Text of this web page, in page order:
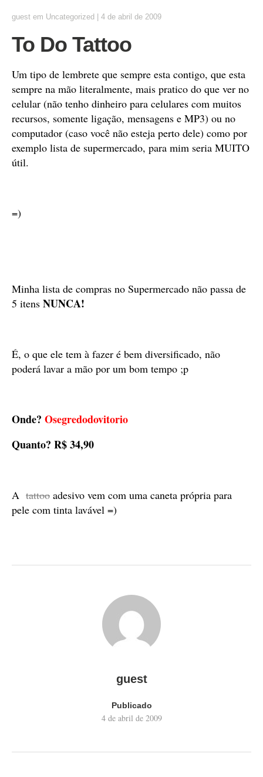
guest em Uncategorized 4 de abril de 2009
To Do Tattoo
Um tipo de lembrete que sempre esta contigo, que esta
sempre na mão literalmente, mais pratico do que ver no
celular (não tenho dinheiro para celulares com muitos
recursos, somente ligação, mensagens e MP3) ou no
computador (caso você não esteja perto dele) como por
exemplo lista de supermercado, para mim seria MUITO
útil.
=)
Minha lista de compras no Supermercado não passa de
5 itens NUNCA!
É, o que ele tem à fazer é bem diversificado, não
poderá lavar a mão por um bom tempo ;p
Onde? Osegredodovitorio
Quanto? R$ 34,90
A tattoo adesivo vem com uma caneta própria para
pele com tinta lavável =)
guest
Publicado
4 de abril de 2009